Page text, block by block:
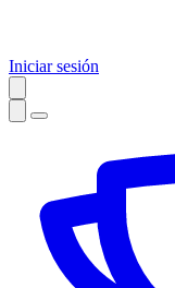
Iniciar sesión